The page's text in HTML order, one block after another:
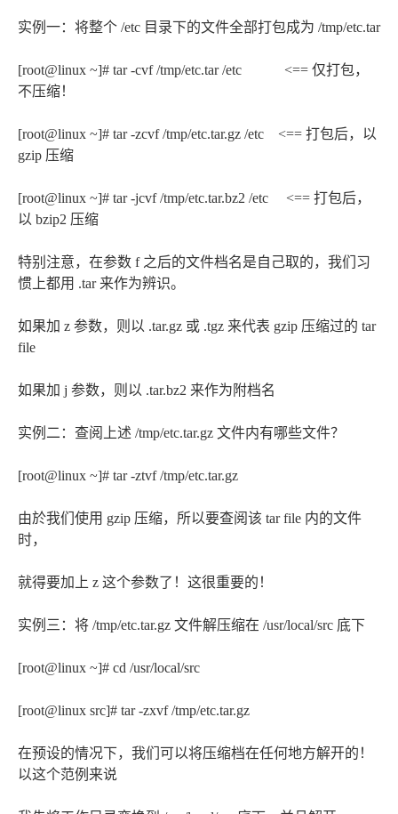
实例一：将整个 /etc 目录下的文件全部打包成为 /tmp/etc.tar
[root@linux ~]# tar -cvf /tmp/etc.tar /etc <== 仅打包，
不压缩！
[root@linux ~]# tar -zcvf /tmp/etc.tar.gz /etc <== 打包后，以
gzip 压缩
[root@linux ~]# tar -jcvf /tmp/etc.tar.bz2 /etc <== 打包后，
以 bzip2 压缩
特别注意，在参数 f 之后的文件档名是自己取的，我们习
惯上都用 .tar 来作为辨识。
如果加 z 参数，则以 .tar.gz 或 .tgz 来代表 gzip 压缩过的 tar
file
如果加 j 参数，则以 .tar.bz2 来作为附档名
实例二：查阅上述 /tmp/etc.tar.gz 文件内有哪些文件？
[root@linux ~]# tar -ztvf /tmp/etc.tar.gz
由於我们使用 gzip 压缩，所以要查阅该 tar file 内的文件
时，
就得要加上 z 这个参数了！这很重要的！
实例三：将 /tmp/etc.tar.gz 文件解压缩在 /usr/local/src 底下
[root@linux ~]# cd /usr/local/src
[root@linux src]# tar -zxvf /tmp/etc.tar.gz
在预设的情况下，我们可以将压缩档在任何地方解开的！
以这个范例来说